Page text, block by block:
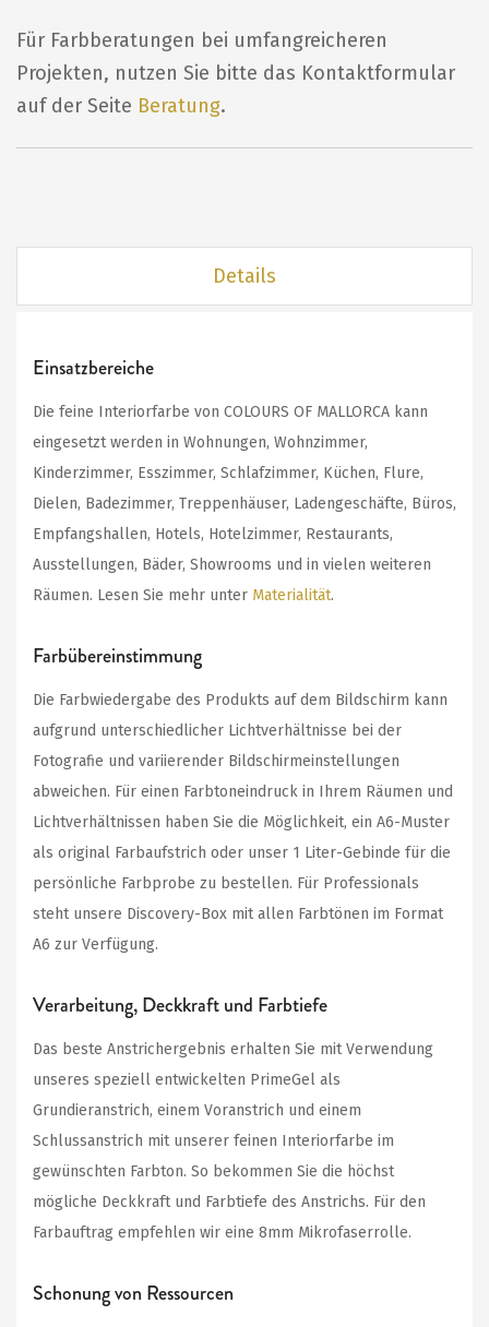
Für Farbberatungen bei umfangreicheren
Projekten, nutzen Sie bitte das Kontaktformular
auf der Seite Beratung.
Details
Einsatzbereiche
Die feine Interiorfarbe von COLOURS OF MALLORCA kann
eingesetzt werden in Wohnungen, Wohnzimmer,
Kinderzimmer, Esszimmer, Schlafzimmer, Küchen, Flure,
Dielen, Badezimmer, Treppenhäuser, Ladengeschäfte, Büros,
Empfangshallen, Hotels, Hotelzimmer, Restaurants,
Ausstellungen, Bäder, Showrooms und in vielen weiteren
Räumen. Lesen Sie mehr unter Materialität.
Farbübereinstimmung
Die Farbwiedergabe des Produkts auf dem Bildschirm kann
aufgrund unterschiedlicher Lichtverhältnisse bei der
Fotografie und variierender Bildschirmeinstellungen
abweichen. Für einen Farbtoneindruck in Ihrem Räumen und
Lichtverhältnissen haben Sie die Möglichkeit, ein A6-Muster
als original Farbaufstrich oder unser 1 Liter-Gebinde für die
persönliche Farbprobe zu bestellen. Für Professionals
steht unsere Discovery-Box mit allen Farbtönen im Format
A6 zur Verfügung.
Verarbeitung, Deckkraft und Farbtiefe
Das beste Anstrichergebnis erhalten Sie mit Verwendung
unseres speziell entwickelten PrimeGel als
Grundieranstrich, einem Voranstrich und einem
Schlussanstrich mit unserer feinen Interiorfarbe im
gewünschten Farbton. So bekommen Sie die höchst
mögliche Deckkraft und Farbtiefe des Anstrichs. Für den
Farbauftrag empfehlen wir eine 8mm Mikrofaserrolle.
Schonung von Ressourcen